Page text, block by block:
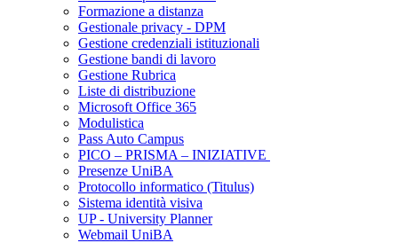
Formazione a distanza
Gestionale privacy - DPM
Gestione credenziali istituzionali
Gestione bandi di lavoro
Gestione Rubrica
Liste di distribuzione
Microsoft Office 365
Modulistica
Pass Auto Campus
PICO – PRISMA – INIZIATIVE
Presenze UniBA
Protocollo informatico (Titulus)
Sistema identità visiva
UP - University Planner
Webmail UniBA